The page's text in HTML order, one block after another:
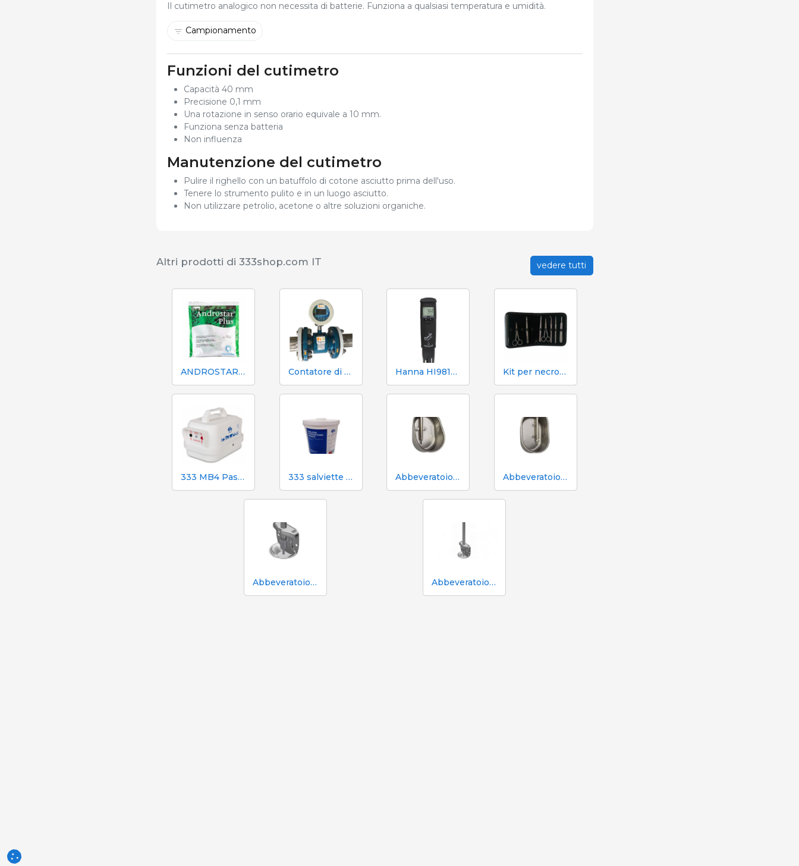
Il cutimetro analogico non necessita di batterie. Funziona a qualsiasi temperatura e umidità.
Campionamento
Funzioni del cutimetro
Capacità 40 mm
Precisione 0,1 mm
Una rotazione in senso orario equivale a 10 mm.
Funziona senza batteria
Non influenza
Manutenzione del cutimetro
Pulire il righello con un batuffolo di cotone asciutto prima dell'uso.
Tenere lo strumento pulito e in un luogo asciutto.
Non utilizzare petrolio, acetone o altre soluzioni organiche.
vedere tutti
Altri prodotti di 333shop.com IT
ANDROSTAR PLUS 47 g / 100 L - Prolungatore di sperma a lunga durata Contatore di volume e azoto Mecaniques Segalés DN150 Hanna HI98130 pH, EC, TDS e tester di temperatura Kit per necroscopia e dissezione 333 - 7 strumenti
333 MB4 Pastore elettrico a batteria per cani e cavalli 333 salviette umidificate per scrofe durante l'inseminazione Abbeveratoio Aco Funki per scrofe di grossa taglia Multi-Drinker MAXI Abbeveratoio Aco Funki per scrofe Multi-Drinker MULTI
Abbeveratoio in acciaio inox Aco Funki per suinetti in box parto Abbeveratoio in acciaio inox Aco Funki per suinetti in box parto, tubo da 36 cm